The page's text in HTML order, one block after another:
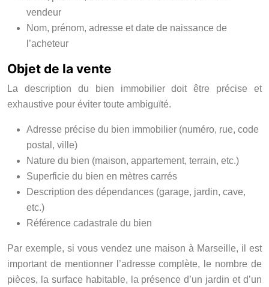
vendeur
Nom, prénom, adresse et date de naissance de
l’acheteur
Objet de la vente
La description du bien immobilier doit être précise et
exhaustive pour éviter toute ambiguïté.
Adresse précise du bien immobilier (numéro, rue, code
postal, ville)
Nature du bien (maison, appartement, terrain, etc.)
Superficie du bien en mètres carrés
Description des dépendances (garage, jardin, cave,
etc.)
Référence cadastrale du bien
Par exemple, si vous vendez une maison à Marseille, il est
important de mentionner l’adresse complète, le nombre de
pièces, la surface habitable, la présence d’un jardin et d’un